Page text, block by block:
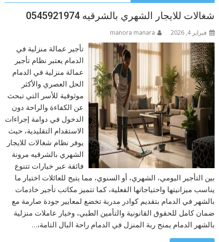
شغالات للايجار الشهري بالشرقيه 0545921974
فبراير 4, 2026 manora manara
تأجير عمالة منزلية في
الدمام يعتبر نظام تأجير
عمالة منزلية في الدمام
الحل العصري والأكثر
موثوقية للأسر التي تبحث
عن الكفاءة والراحة دون
الدخول في دوامة إجراءات
الاستقدام التقليدية، حيث
يوفر نظام شغالات للايجار
الشهري بالشرقيه مرونة
فائقة عبر خيارات تتنوع
بين التأجير اليومي، الشهري، أو السنوي، مما يتيح للعائلات اختيار ما
يناسب ميزانيتها واحتياجاتها الفعلية، كما تتميز مكاتب تأجير خادمات
بالشهر في الدمام بتقديم كوادر مدربة تخضع لمعايير جودة صارمة مع
ضمان كامل للحقوق القانونية والتأمين الطبي، وخيار عاملات منزلية
بالشهر الدمام يمنح ربة المنزل في الدمام راحة البال التامة،…